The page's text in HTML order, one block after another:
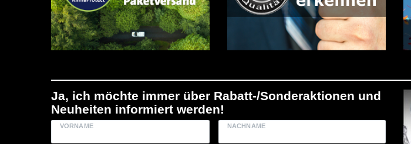
Ja, ich möchte immer über Rabatt-/Sonderaktionen und
Neuheiten informiert werden!
VORNAME NACHNAME